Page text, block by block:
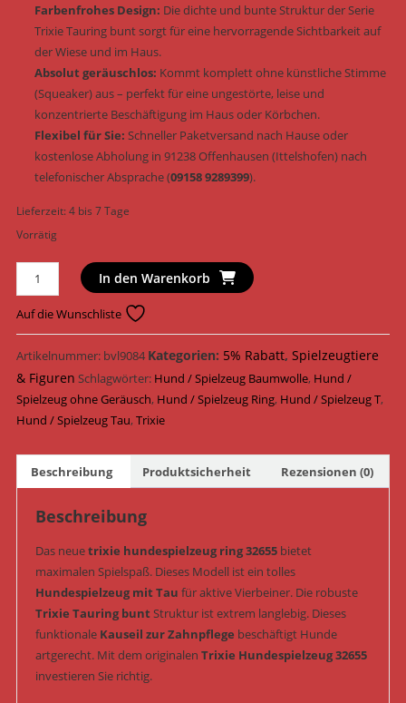
Farbenfrohes Design: Die dichte und bunte Struktur der Serie
Trixie Tauring bunt sorgt für eine hervorragende Sichtbarkeit auf
der Wiese und im Haus.
Absolut geräuschlos: Kommt komplett ohne künstliche Stimme
(Squeaker) aus – perfekt für eine ungestörte, leise und
konzentrierte Beschäftigung im Haus oder Körbchen.
Flexibel für Sie: Schneller Paketversand nach Hause oder
kostenlose Abholung in 91238 Offenhausen (Ittelshofen) nach
telefonischer Absprache (09158 9289399).
Lieferzeit:4 bis 7 Tage
Vorrätig
Trixie
Ring
Tau
Spielring
&
geräuschlos
ø
14
(Art.-
Menge
In den Warenkorb
Auf die Wunschliste
Artikelnummer: bvl9084 Kategorien: 5% Rabatt, Spielzeugtiere
& Figuren Schlagwörter: Hund / Spielzeug Baumwolle, Hund /
Spielzeug ohne Geräusch, Hund / Spielzeug Ring, Hund / Spielzeug T,
Hund / Spielzeug Tau,Trixie
Beschreibung Produktsicherheit Rezensionen (0)
Beschreibung
Das neuetrixie hundespielzeug ring 32655bietet
maximalen Spielspaß. Dieses Modell ist ein tolles
Hundespielzeug mit Tau für aktive Vierbeiner. Die robuste
Trixie Tauring buntStruktur ist extrem langlebig. Dieses
funktionale Kauseil zur Zahnpflege beschäftigt Hunde
artgerecht. Mit dem originalen Trixie Hundespielzeug 32655
investieren Sie richtig.